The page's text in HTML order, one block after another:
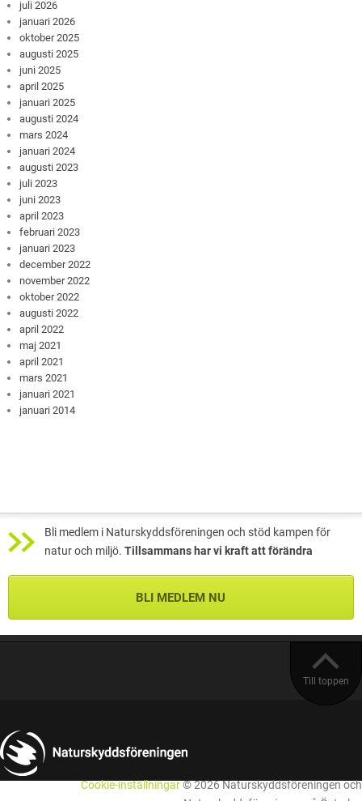
juli 2026
januari 2026
oktober 2025
augusti 2025
juni 2025
april 2025
januari 2025
augusti 2024
mars 2024
januari 2024
augusti 2023
juli 2023
juni 2023
april 2023
februari 2023
januari 2023
december 2022
november 2022
oktober 2022
augusti 2022
april 2022
maj 2021
april 2021
mars 2021
januari 2021
januari 2014
Bli medlem i Naturskyddsföreningen och stöd kampen för
natur och miljö. Tillsammans har vi kraft att förändra
BLI MEDLEM NU
Till toppen
Cookie-inställningar© 2026 Naturskyddsföreningen och